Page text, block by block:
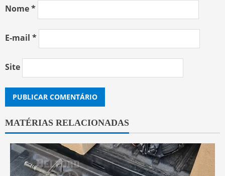
Nome*
E-mail *
Site
MATÉRIAS RELACIONADAS